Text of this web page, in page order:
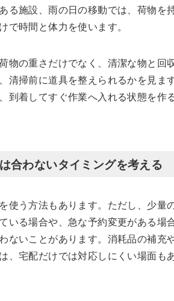
る施設、雨の日の移動では、荷物を
で時間と体力を使います。
物の重さだけでなく、清潔な物と回
清掃前に道具を整えられるかを見ま
到着してすぐ作業へ入れる状態を作
合わないタイミングを考える
使う方法もあります。ただし、少量
いる場合や、急な予約変更がある場
ないことがあります。消耗品の補充
、宅配だけでは対応しにくい場面も